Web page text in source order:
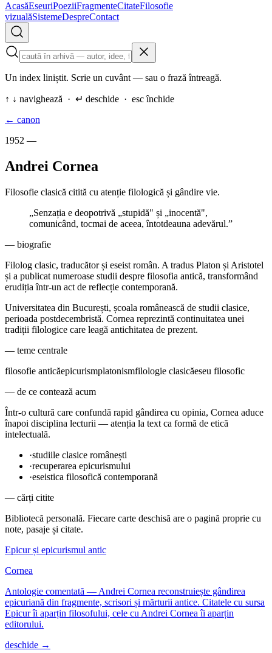
AcasăEseuriPoeziiFragmenteCitateFilosofie
vizualăSistemeDespreContact
Un index liniștit. Scrie un cuvânt — sau o frază întreagă.
↑ ↓ navighează · ↵ deschide · esc închide
← canon
1952 —
Andrei Cornea
Filosofie clasică citită cu atenție filologică și gândire vie.
„Senzația e deopotrivă „stupidă" și „inocentă",
comunicând, tocmai de aceea, întotdeauna adevărul.”
— biografie
Filolog clasic, traducător și eseist român. A tradus Platon și Aristotel
și a publicat numeroase studii despre filosofia antică, transformând
erudiția într-un act de reflecție contemporană.
Universitatea din București, școala românească de studii clasice,
perioada postdecembristă. Cornea reprezintă continuitatea unei
tradiții filologice care leagă antichitatea de prezent.
— teme centrale
filosofie anticăepicurismplatonismfilologie clasicăeseu filosofic
— de ce contează acum
Într-o cultură care confundă rapid gândirea cu opinia, Cornea aduce
înapoi disciplina lecturii — atenția la text ca formă de etică
intelectuală.
·studiile clasice românești
·recuperarea epicurismului
·eseistica filosofică contemporană
— cărți citite
Bibliotecă personală. Fiecare carte deschisă are o pagină proprie cu
note, pasaje și citate.
Epicur și epicurismul antic
Cornea
Antologie comentată — Andrei Cornea reconstruiește gândirea
epicuriană din fragmente, scrisori și mărturii antice. Citatele cu sursa
Epicur îi aparțin filosofului, cele cu Andrei Cornea îi aparțin
editorului.
deschide →